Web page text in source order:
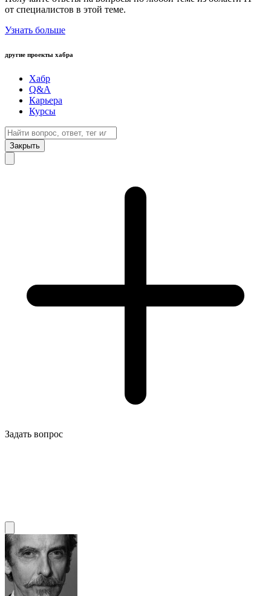
от специалистов в этой теме.
Узнать больше
другие проекты хабра
Хабр
Q&A
Карьера
Курсы
Закрыть
Задать вопрос